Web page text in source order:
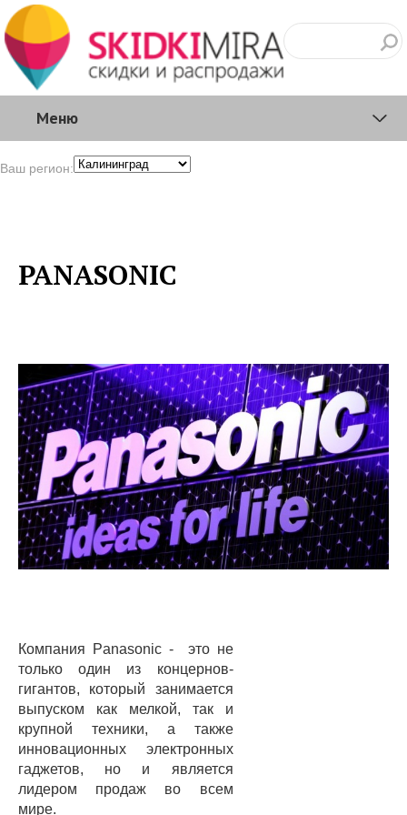
Меню
Ваш регион:
PANASONIC
Компания Panasonic - это не
только один из концернов-
гигантов, который занимается
выпуском как мелкой, так и
крупной техники, а также
инновационных электронных
гаджетов, но и является
лидером продаж во всем
мире.